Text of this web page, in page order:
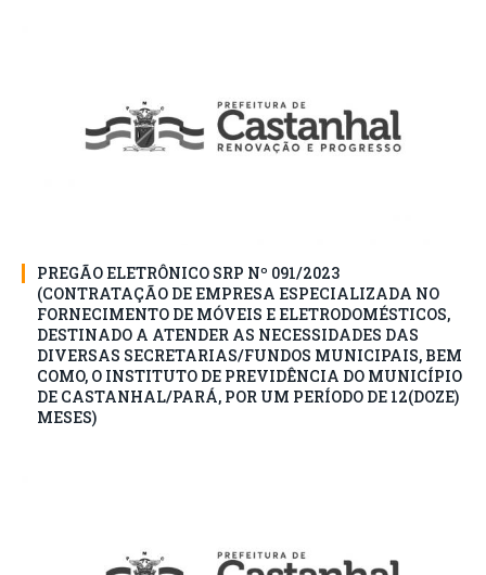
PREGÃO ELETRÔNICO SRP Nº 091/2023
(CONTRATAÇÃO DE EMPRESA ESPECIALIZADA NO
FORNECIMENTO DE MÓVEIS E ELETRODOMÉSTICOS,
DESTINADO A ATENDER AS NECESSIDADES DAS
DIVERSAS SECRETARIAS/FUNDOS MUNICIPAIS, BEM
COMO, O INSTITUTO DE PREVIDÊNCIA DO MUNICÍPIO
DE CASTANHAL/PARÁ, POR UM PERÍODO DE 12(DOZE)
MESES)